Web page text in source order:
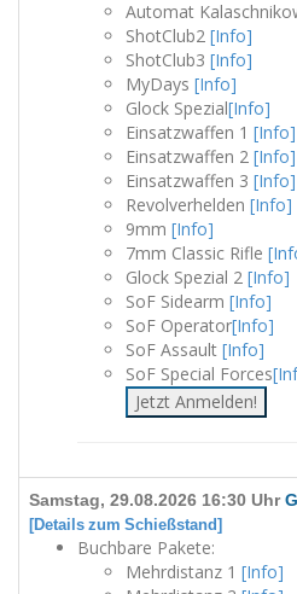
Automat
ShotClub2 [Info]
ShotClub3 [Info]
MyDays [Info]
Glock Spezial[Info]
Einsatzwaffen 1 [Info]
Einsatzwaffen 2 [Info]
Einsatzwaffen 3 [Info]
Revolverhelden [Info]
9mm [Info]
7mm Classic Rifle
Glock Spezial 2 [Info]
SoF Sidearm [Info]
SoF Operator[Info]
SoF Assault [Info]
SoF Special Forces
Jetzt Anmelden!
Samstag, 29.08.2026 16:30 Uhr
[Details zum Schießstand]
Buchbare Pakete:
Mehrdistanz 1 [Info]